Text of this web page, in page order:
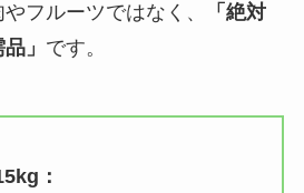
フルーツではなく、
「絶対
」 です。
：